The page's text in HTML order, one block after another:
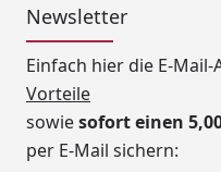
Newsletter
Einfach hier die E-
Vorteile
sowiesofort einen
per E-Mail sichern: